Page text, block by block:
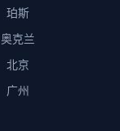
珀斯
奥克兰
北京
广州